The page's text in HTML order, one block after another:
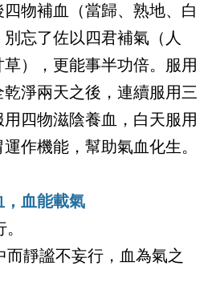
物補血（當歸、熟地、白
忘了佐以四君補氣（人
），更能事半功倍。服用
淨兩天之後，連續服用三
四物滋陰養血，白天服用
作機能，幫助氣血化生。
，血能載氣
而靜謐不妄行，血為氣之